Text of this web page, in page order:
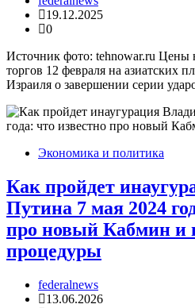
19.12.2025
0
Источник фото: tehnowar.ru Цены
торгов 12 февраля на азиатских
Израиля о завершении серии
Экономика и политика
Как пройдет
Путина 7 мая 2024
про новый Кабмин и
процедуры
federalnews
13.06.2026